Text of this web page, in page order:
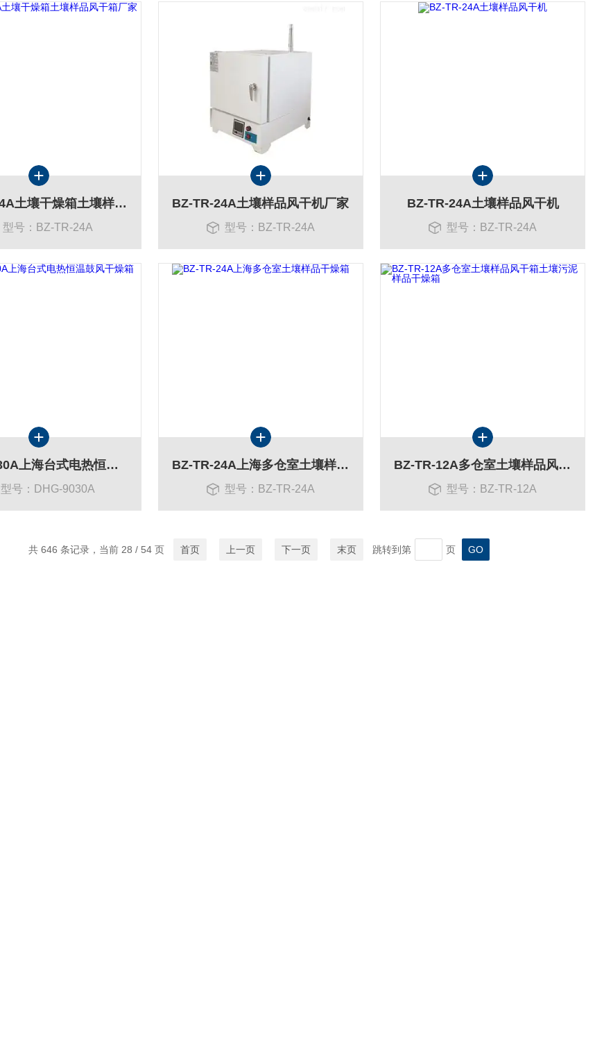
BZ-TR-24A土壤干燥箱土壤样品风干箱厂家
型号：BZ-TR-24A
BZ-TR-24A土壤样品风干机厂家
型号：BZ-TR-24A
BZ-TR-24A土壤样品风干机
型号：BZ-TR-24A
DHG-9030A上海台式电热恒温鼓风干燥箱
型号：DHG-9030A
BZ-TR-24A上海多仓室土壤样品干燥箱
型号：BZ-TR-24A
BZ-TR-12A多仓室土壤样品风干箱土壤污泥样品干燥箱
型号：BZ-TR-12A
共 646 条记录，当前 28 / 54 页 首页 上一页 下一页 末页 跳转到第 页